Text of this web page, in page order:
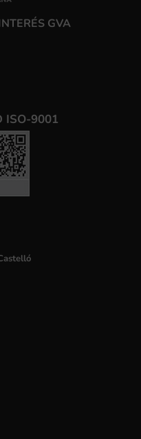
GVA
ISO-9001